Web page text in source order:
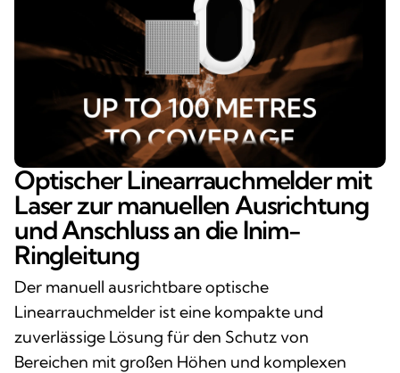
Optischer Linearrauchmelder mit
Laser zur manuellen Ausrichtung
und Anschluss an die Inim-
Ringleitung
Der manuell ausrichtbare optische
Linearrauchmelder ist eine kompakte und
zuverlässige Lösung für den Schutz von
Bereichen mit großen Höhen und komplexen